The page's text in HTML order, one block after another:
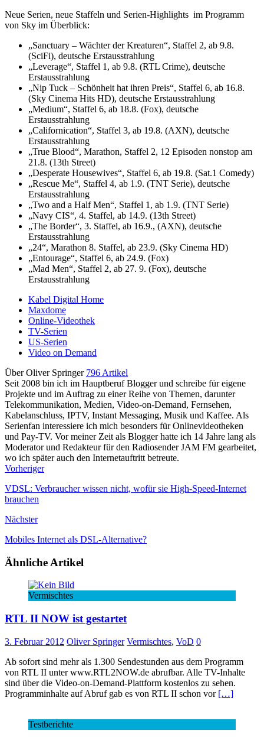
Neue Serien, neue Staffeln und Serien-Highlights im Programm
von Sky im Überblick:
„Sanctuary – Wächter der Kreaturen“, Staffel 2, ab 9.8.
(SciFi), deutsche Erstausstrahlung
„Leverage“, Staffel 1, ab 9.8. (RTL Crime), deutsche
Erstausstrahlung
„Nip Tuck – Schönheit hat ihren Preis“, Staffel 6, ab 16.8.
(Sky Cinema Hits HD), deutsche Erstausstrahlung
„Medium“, Staffel 6, ab 18.8. (Fox), deutsche
Erstausstrahlung
„Californication“, Staffel 3, ab 19.8. (AXN), deutsche
Erstausstrahlung
„True Blood“, Marathon, Staffel 2, 12 Episoden nonstop am
21.8. (13th Street)
„Desperate Housewives“, Staffel 6, ab 19.8. (Sat.1 Comedy)
„Rescue Me“, Staffel 4, ab 1.9. (TNT Serie), deutsche
Erstausstrahlung
„Two and a Half Men“, Staffel 1, ab 1.9. (TNT Serie)
„Navy CIS“, 4. Staffel, ab 14.9. (13th Street)
„The Border“, 3. Staffel, ab 16.9., (AXN), deutsche
Erstausstrahlung
„24“, Marathon 8. Staffel, ab 23.9. (Sky Cinema HD)
„Entourage“, Staffel 6, ab 24.9. (Fox)
„Mad Men“, Staffel 2, ab 27. 9. (Fox), deutsche
Erstausstrahlung
Kabel Digital Home
Maxdome
Online-Videothek
TV-Serien
US-Serien
Video on Demand
Über Oliver Springer 796 Artikel
Seit 2008 bin ich im Hauptberuf Blogger und schreibe für eigene
Projekte und im Auftrag zu einer Reihe von Themen, darunter
Telekommunikation, Medien, Video-on-Demand, Fernsehen,
Kabelanschluss, IPTV, Instant Messaging, Musik und Kaffee. Als
Serienfan interessiere ich mich besonders für Onlinevideotheken
und Pay-TV. Vor meiner Zeit als Blogger hatte ich 14 Jahre lang als
Moderator und Redakteur für den Radiosender JAM FM gearbeitet,
wo ich später auch den Internetauftritt betreute.
Vorheriger
VDSL: Verbraucher wissen nicht, wofür sie High-Speed-Internet
brauchen
Nächster
Mobiles Internet als DSL-Alternative?
Ähnliche Artikel
Vermischtes
RTL II NOW ist gestartet
3. Februar 2012 Oliver Springer Vermischtes, VoD 0
Ab sofort sind mehr als 1.300 Sendestunden aus dem Programm
von RTL II unter www.RTL2NOW.de abrufbar. Alle TV-Inhalte
sind über die Video-on-Demand-Plattform kostenlos zu sehen.
Programminhalte auf Abruf gab es von RTL II schon vor […]
Testberichte